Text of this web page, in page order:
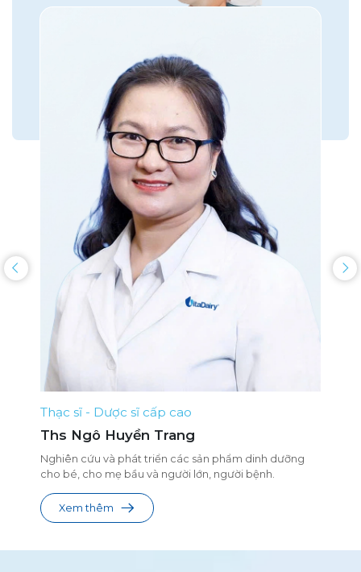
Thạc sĩ - Dược sĩ cấp cao
Ths Ngô Huyền Trang
Nghiên cứu và phát triển các sản phẩm dinh dưỡng
cho bé, cho mẹ bầu và người lớn, người bệnh.
Xem thêm